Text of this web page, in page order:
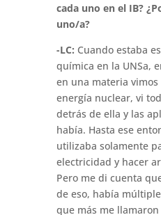
cada uno en el IB?
uno/a?
-LC: Cuando estaba
química en la UNSa,
en una materia
energía nuclear, vi
detrás de ella y las
había. Hasta ese
utilizaba solamente
electricidad y hacer
Pero me di cuenta
de eso, había
que más me